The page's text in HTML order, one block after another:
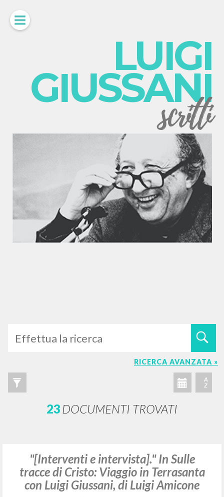
LUIGI
GIUSSANI
scritti
RICERCA AVANZATA »
A
Z
23DOCUMENTI TROVATI
"[Interventi e intervista]." In Sulle
tracce di Cristo: Viaggio in Terrasanta
con Luigi Giussani, di Luigi Amicone